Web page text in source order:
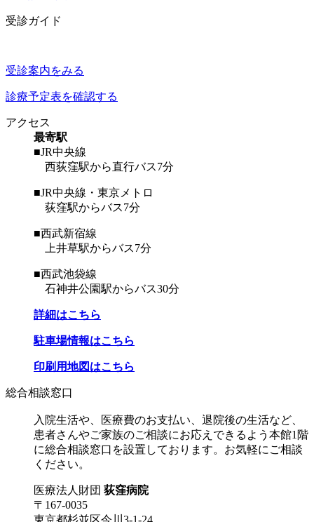
受診ガイド
受診案内をみる
診療予定表を確認する
アクセス
最寄駅
■JR中央線
西荻窪駅から直行バス7分
■JR中央線・東京メトロ
荻窪駅からバス7分
■西武新宿線
上井草駅からバス7分
■西武池袋線
石神井公園駅からバス30分
詳細はこちら
駐車場情報はこちら
印刷用地図はこちら
総合相談窓口
入院生活や、医療費のお支払い、退院後の生活など、
患者さんやご家族のご相談にお応えできるよう本館1階
に総合相談窓口を設置しております。お気軽にご相談
ください。
医療法人財団 荻窪病院
〒167-0035
東京都杉並区今川3-1-24